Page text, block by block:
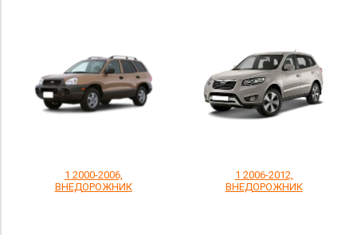
1 2000-2006,
ВНЕДОРОЖНИК
1 2006-2012,
ВНЕДОРОЖНИК